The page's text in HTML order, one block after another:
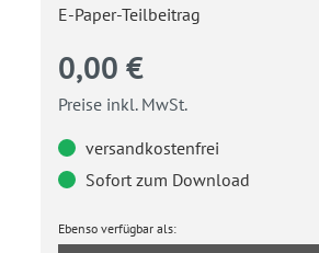
E-Paper-Teilbeitrag
0,00 €
Preise inkl. MwSt.
versandkostenfrei
Sofort zum Download
Ebenso verfügbar als: